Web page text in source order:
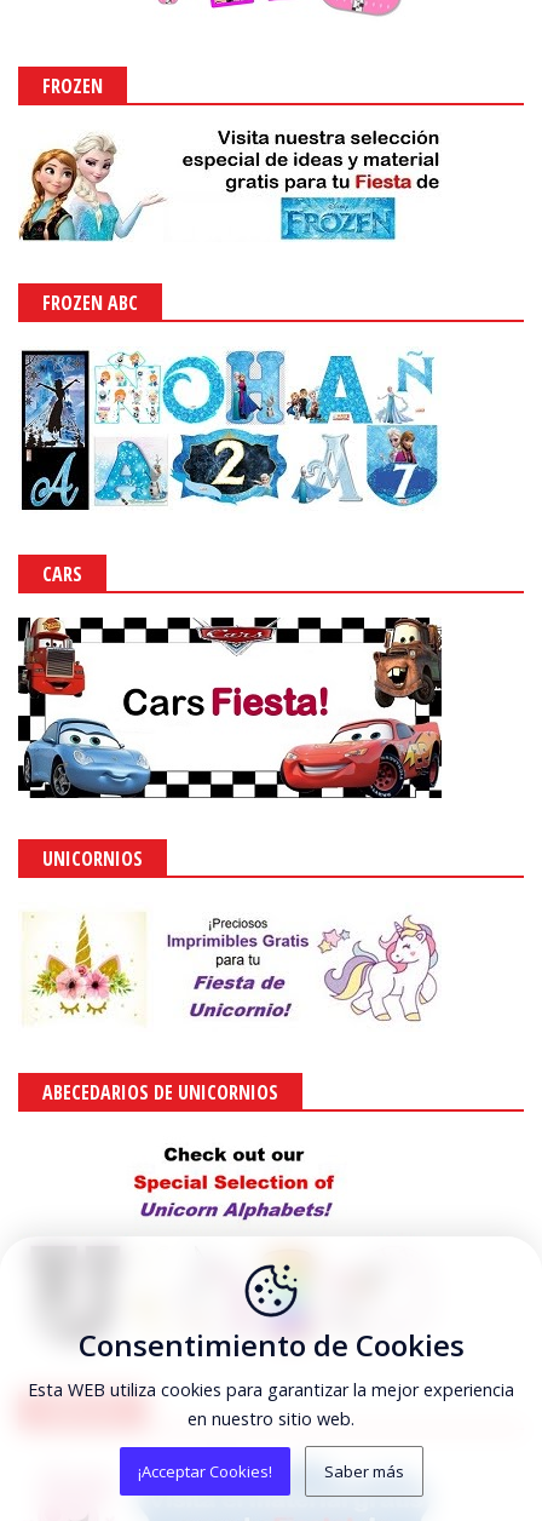
FROZEN
FROZEN ABC
CARS
UNICORNIOS
ABECEDARIOS DE UNICORNIOS
Consentimiento de Cookies
Esta WEB utiliza cookies para garantizar la mejor experiencia
en nuestro sitio web.
¡Acceptar Cookies! Saber más